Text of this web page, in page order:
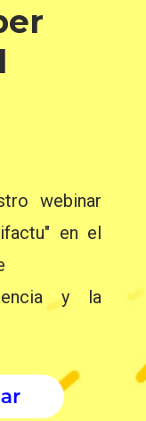
webinar
en el
y la